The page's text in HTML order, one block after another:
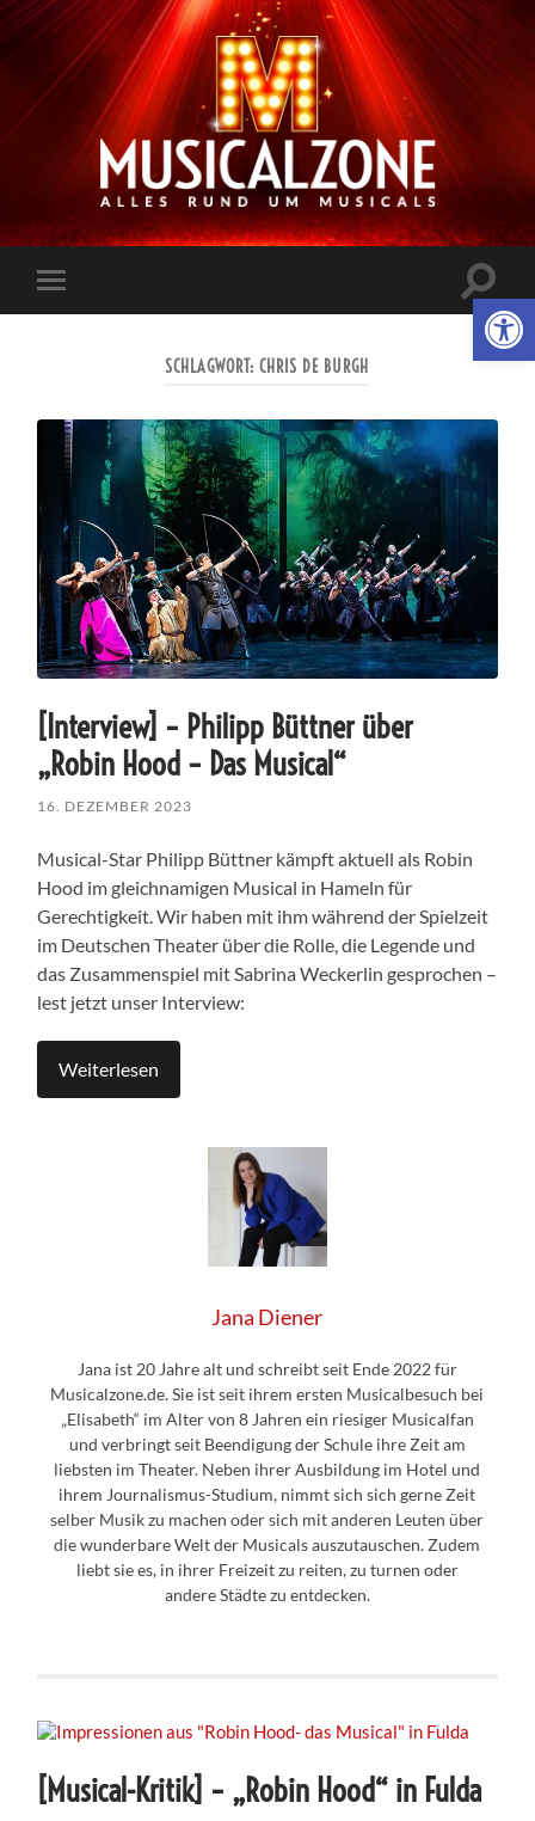
Musicalzone.de
Mobile-
Menü
ein-/
SCHLAGWORT:CHRIS DE BURGH
[Interview] – Philipp Büttner über
„Robin Hood – Das Musical“
16. DEZEMBER 2023
Musical-Star Philipp Büttner kämpft aktuell als Robin
Hood im gleichnamigen Musical in Hameln für
Gerechtigkeit. Wir haben mit ihm während der Spielzeit
im Deutschen Theater über die Rolle, die Legende und
das Zusammenspiel mit Sabrina Weckerlin gesprochen –
lest jetzt unser Interview:
Weiterlesen
Jana Diener
Jana ist 20 Jahre alt und schreibt seit Ende 2022 für
Musicalzone.de. Sie ist seit ihrem ersten Musicalbesuch bei
„Elisabeth“ im Alter von 8 Jahren ein riesiger Musicalfan
und verbringt seit Beendigung der Schule ihre Zeit am
liebsten im Theater. Neben ihrer Ausbildung im Hotel und
ihrem Journalismus-Studium, nimmt sich sich gerne Zeit
selber Musik zu machen oder sich mit anderen Leuten über
die wunderbare Welt der Musicals auszutauschen. Zudem
liebt sie es, in ihrer Freizeit zu reiten, zu turnen oder
andere Städte zu entdecken.
[Musical-Kritik] – „Robin Hood“ in Fulda